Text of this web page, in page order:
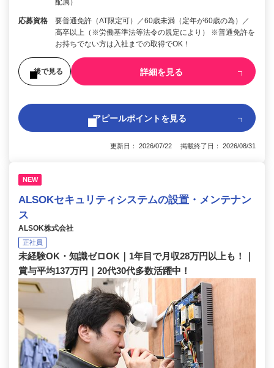
応募資格
要普通免許（AT限定可）／60歳未満（定年が60歳の為）／
高卒以上（※労働基準法等法令の規定により） ※普通免許を
お持ちでない方は入社までの取得でOK！
後で見る 詳細を見る
アピールポイントを見る
更新日： 2026/07/22 掲載終了日： 2026/08/31
NEW
ALSOKセキュリティシステムの設置・メンテナン
ス
ALSOK株式会社
正社員
未経験OK・知識ゼロOK｜1年目で月収28万円以上も！｜
賞与平均137万円｜20代30代多数活躍中！